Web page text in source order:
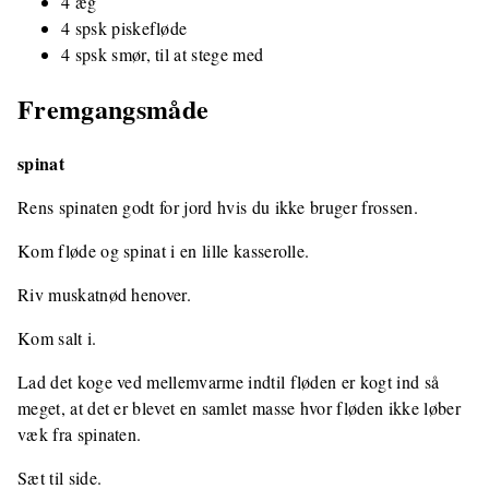
4 spsk piskefløde
4 spsk smør, til at stege med
Fremgangsmåde
spinat
Rens spinaten godt for jord hvis du ikke bruger frossen.
Kom fløde og spinat i en lille kasserolle.
Riv muskatnød henover.
Kom salt i.
Lad det koge ved mellemvarme indtil fløden er kogt ind så
meget, at det er blevet en samlet masse hvor fløden ikke løber
væk fra spinaten.
Sæt til side.